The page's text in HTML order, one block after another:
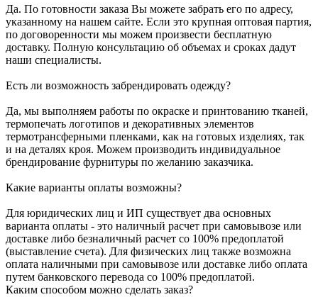
Да. По готовности заказа Вы можете забрать его по адресу,
указанному на нашем сайте. Если это крупная оптовая партия,
по договоренности мы можем произвести бесплатную
доставку. Полную консультацию об объемах и сроках дадут
наши специалисты.
Есть ли возможность забрендировать одежду?
Да, мы выполняем работы по окраске и принтованию тканей,
термопечать логотипов и декоративных элементов
термотрансферными пленками, как на готовых изделиях, так
и на деталях кроя. Можем производить индивидуальное
брендирование фурнитуры по желанию заказчика.
Какие варианты оплаты возможны?
Для юридических лиц и ИП существует два основных
варианта оплаты - это наличный расчет при самовывозе или
доставке либо безналичный расчет со 100% предоплатой
(выставление счета). Для физических лиц также возможна
оплата наличными при самовывозе или доставке либо оплата
путем банковского перевода со 100% предоплатой.
Каким способом можно сделать заказ?